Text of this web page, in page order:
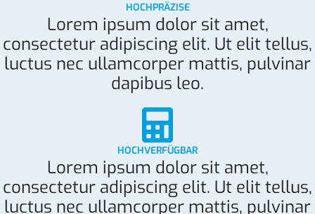
HOCHPRÄZISE
Lorem ipsum dolor sit amet,
consectetur adipiscing elit. Ut elit tellus,
luctus nec ullamcorper mattis, pulvinar
dapibus leo.
HOCHVERFÜGBAR
Lorem ipsum dolor sit amet,
consectetur adipiscing elit. Ut elit tellus,
luctus nec ullamcorper mattis, pulvinar